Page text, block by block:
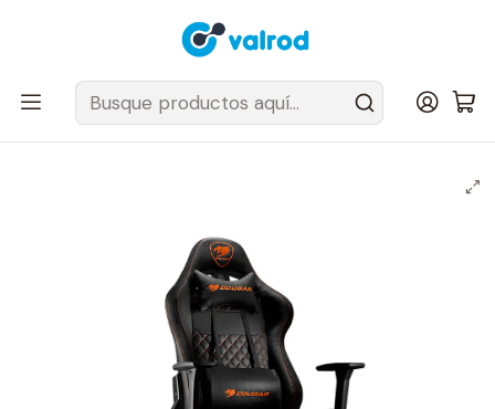
Despacho Gratis en tus sillas Cougar en el Gran Santiago
Inicio Sillas y Sofas Sillas
ARMOR PRO
Silla Gamer Cougar Armor PRO Black